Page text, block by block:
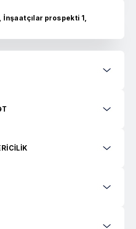
İnşaatçılar prospekti 1,